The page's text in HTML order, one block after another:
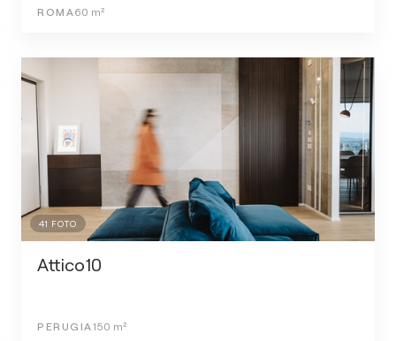
ROMA 60 m²
41 FOTO
Attico10
PERUGIA 150 m²